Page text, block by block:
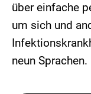
über einfache
um sich und
neun Sprachen.